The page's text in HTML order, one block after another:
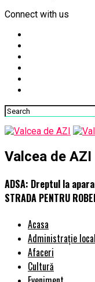
Connect with us
Valcea de AZI
ADSA: Dreptul la
STRADA PENTRU
Acasa
Administrație
Afaceri
Cultură